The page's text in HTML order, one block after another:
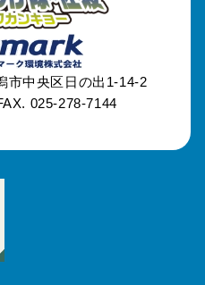
市中央区日の出1-14-2
025-278-7144